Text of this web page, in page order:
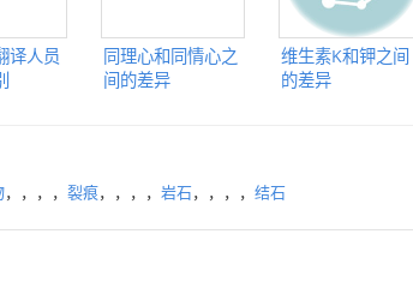
译人员
同理心和同情心之
间的差异
维生素K和钾之间
的差异
，，，， 裂痕，，，， 岩石，，，， 结石